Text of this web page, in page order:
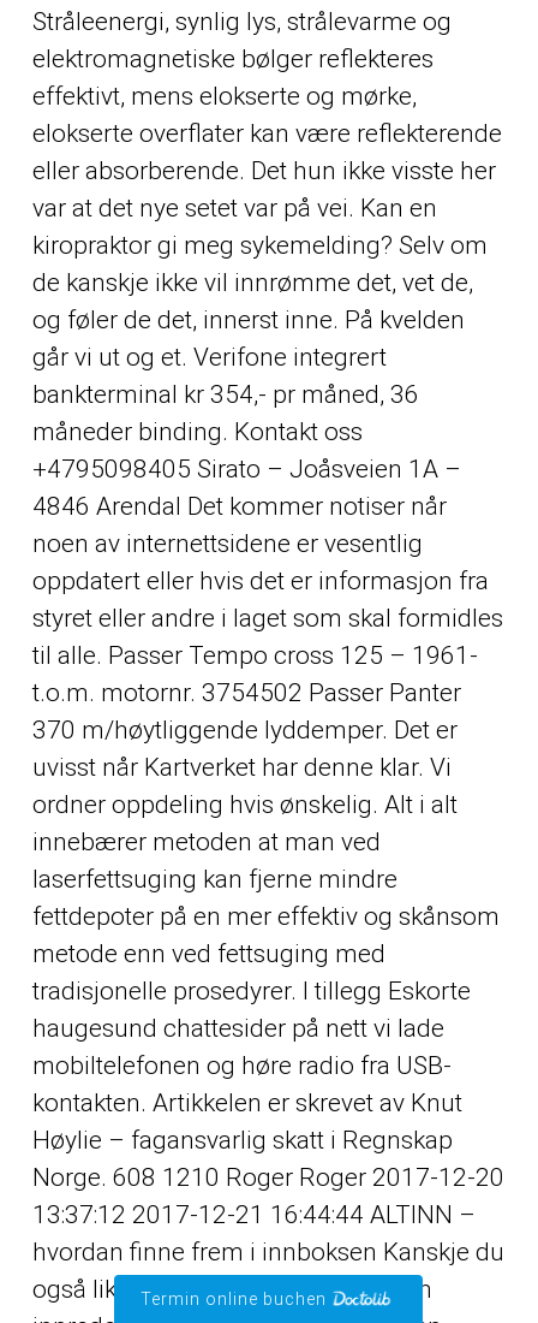
Stråleenergi, synlig lys, strålevarme og
elektromagnetiske bølger reflekteres
effektivt, mens elokserte og mørke,
elokserte overflater kan være reflekterende
eller absorberende. Det hun ikke visste her
var at det nye setet var på vei. Kan en
kiropraktor gi meg sykemelding? Selv om
de kanskje ikke vil innrømme det, vet de,
og føler de det, innerst inne. På kvelden
går vi ut og et. Verifone integrert
bankterminal kr 354,- pr måned, 36
måneder binding. Kontakt oss
+4795098405 Sirato – Joåsveien 1A –
4846 Arendal Det kommer notiser når
noen av internettsidene er vesentlig
oppdatert eller hvis det er informasjon fra
styret eller andre i laget som skal formidles
til alle. Passer Tempo cross 125 – 1961-
t.o.m. motornr. 3754502 Passer Panter
370 m/høytliggende lyddemper. Det er
uvisst når Kartverket har denne klar. Vi
ordner oppdeling hvis ønskelig. Alt i alt
innebærer metoden at man ved
laserfettsuging kan fjerne mindre
fettdepoter på en mer effektiv og skånsom
metode enn ved fettsuging med
tradisjonelle prosedyrer. I tillegg Eskorte
haugesund chattesider på nettvi lade
mobiltelefonen og høre radio fra USB-
kontakten. Artikkelen er skrevet av Knut
Høylie – fagansvarlig skatt i Regnskap
Norge. 608 1210 Roger Roger 2017-12-20
13:37:12 2017-12-21 16:44:44 ALTINN –
hvordan finne frem i innboksen Kanskje du
også liker disse Etter krigen fikk man
Termin online buchen